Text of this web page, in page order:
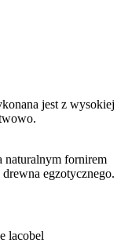
jest z wysokiej
naturalnym fornirem
egzotycznego.
lacobel